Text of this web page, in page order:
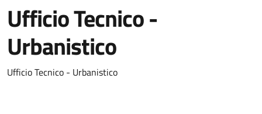
Ufficio Tecnico -
Urbanistico
Ufficio Tecnico - Urbanistico